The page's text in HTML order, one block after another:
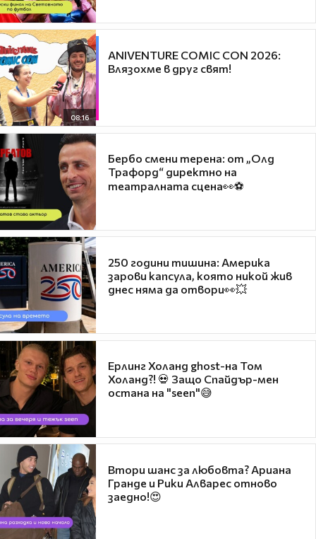
08:16
ANIVENTURE COMIC CON 2026:
Влязохме в друг свят!
Бербо смени терена: от „Олд
Трафорд“ директно на
театралната сцена👀⚽
250 години тишина: Америка
зарови капсула, която никой жив
днес няма да отвори👀💥
Ерлинг Холанд ghost-на Том
Холанд?! 💀 Защо Спайдър-мен
остана на "seen"😅
Втори шанс за любовта? Ариана
Гранде и Рики Алварес отново
заедно!😍